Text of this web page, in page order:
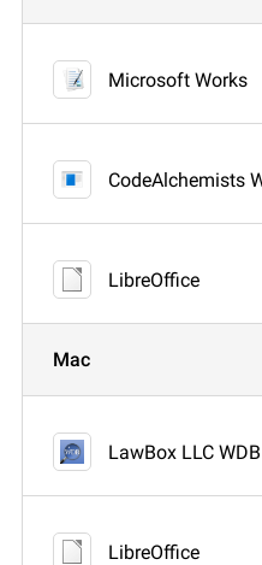
Microsoft Works
CodeAlchemists
LibreOffice
Mac
LawBox LLC
LibreOffice